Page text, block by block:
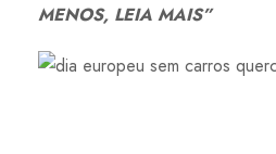
MENOS, LEIA MAIS”